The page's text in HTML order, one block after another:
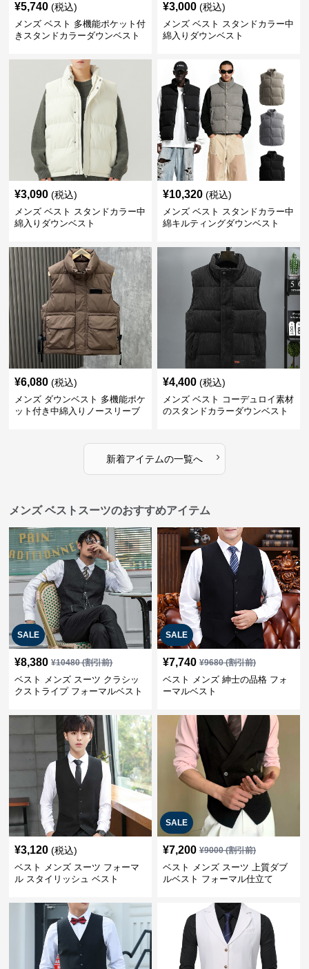
¥5,740 (税込)
メンズ ベスト 多機能ポケット付
きスタンドカラーダウンベスト
¥3,000 (税込)
メンズ ベスト スタンドカラー中
綿入りダウンベスト
¥3,090 (税込)
メンズ ベスト スタンドカラー中
綿入りダウンベスト
¥10,320 (税込)
メンズ ベスト スタンドカラー中
綿キルティングダウンベスト
¥6,080 (税込)
メンズ ダウンベスト 多機能ポケ
ット付き中綿入りノースリーブ
¥4,400 (税込)
メンズ ベスト コーデュロイ素材
のスタンドカラーダウンベスト
新着アイテムの一覧へ ›
メンズ ベストスーツのおすすめアイテム
SALE
¥8,380 ¥10480(割引前)
ベスト メンズ スーツ クラシッ
クストライプ フォーマルベスト
SALE
¥7,740 ¥9680(割引前)
ベスト メンズ 紳士の品格 フォ
ーマルベスト
¥3,120 (税込)
ベスト メンズ スーツ フォーマ
ル スタイリッシュ ベスト
SALE
¥7,200 ¥9000(割引前)
ベスト メンズ スーツ 上質ダブ
ルベスト フォーマル仕立て